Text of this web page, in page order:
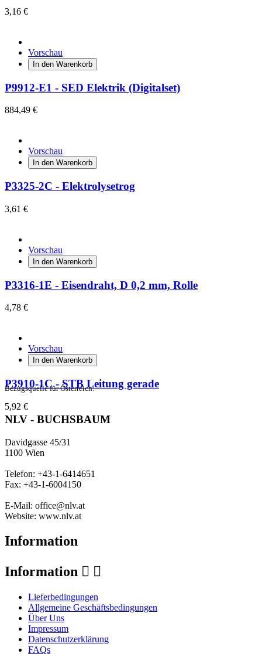
3,16 €
Vorschau
In den Warenkorb
P9912-E1 - SED Elektrik (Digitalset)
884,49 €
Vorschau
In den Warenkorb
P3325-2C - Elektrolysetrog
3,61 €
Vorschau
In den Warenkorb
P3316-1E - Eisendraht, D 0,2 mm, Rolle
4,78 €
Vorschau
In den Warenkorb
P3910-1C - STB Leitung gerade
5,92 €
Bezugsquelle für Österreich:
NLV - BUCHSBAUM
Davidgasse 45/31
1100 Wien
Telefon: +43-1-6414651
Fax: +43-1-6004150
E-Mail: office@nlv.at
Website: www.nlv.at
Information
Information  
Lieferbedingungen
Allgemeine Geschäftsbedingungen
Über Uns
Impressum
Datenschutzerklärung
FAQs